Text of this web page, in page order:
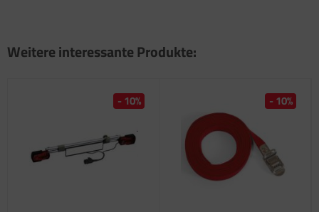
Weitere interessante Produkte:
- 10% - 10%